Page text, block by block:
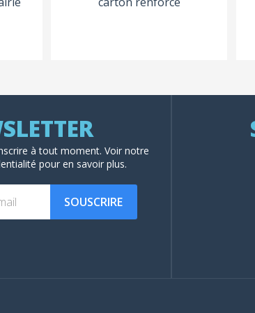
à tout moment. Voirnotre
pour en savoir plus.
SOUSCRIRE